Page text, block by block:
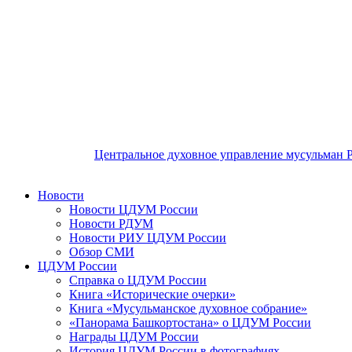
Центральное духовное управление мусульман
Новости
Новости ЦДУМ России
Новости РДУМ
Новости РИУ ЦДУМ России
Обзор СМИ
ЦДУМ России
Справка о ЦДУМ России
Книга «Исторические очерки»
Книга «Мусульманское духовное собрание»
«Панорама Башкортостана» о ЦДУМ России
Награды ЦДУМ России